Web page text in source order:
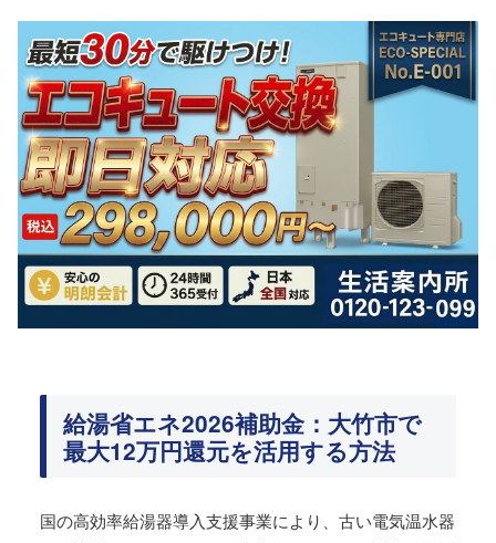
給湯省エネ2026補助金：大竹市で
最大12万円還元を活用する方法
国の高効率給湯器導入支援事業により、古い電気温水器